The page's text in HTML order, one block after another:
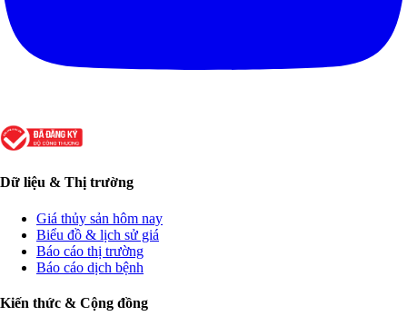
Dữ liệu & Thị trường
Giá thủy sản hôm nay
Biểu đồ & lịch sử giá
Báo cáo thị trường
Báo cáo dịch bệnh
Kiến thức & Cộng đồng